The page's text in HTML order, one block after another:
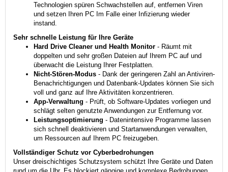
Technologien spüren Schwachstellen auf, entfernen Viren
und setzen Ihren PC Im Falle einer Infizierung wieder
instand.
Sehr schnelle Leistung für Ihre Geräte
Hard Drive Cleaner und Health Monitor - Räumt mit
doppelten und sehr großen Dateien auf Ihrem PC auf und
überwacht die Leistung Ihrer Festplatten.
Nicht-Stören-Modus - Dank der geringeren Zahl an Antiviren-
Benachrichtigungen und Datenbank-Updates können Sie sich
voll und ganz auf Ihre Aktivitäten konzentrieren.
App-Verwaltung - Prüft, ob Software-Updates vorliegen und
schlägt selten genutzte Anwendungen zur Entfernung vor.
Leistungsoptimierung - Datenintensive Programme lassen
sich schnell deaktivieren und Startanwendungen verwalten,
um Ressourcen auf Ihrem PC freizugeben.
Vollständiger Schutz vor Cyberbedrohungen
Unser dreischichtiges Schutzsystem schützt Ihre Geräte und Daten
rund um die Uhr. Es blockiert gängige und komplexe Bedrohungen